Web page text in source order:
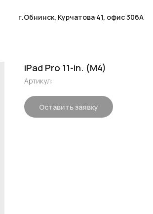
г.Обнинск, Курчатова 41, офис 306А
iPad Pro 11-in. (M4)
Артикул:
Оставить заявку